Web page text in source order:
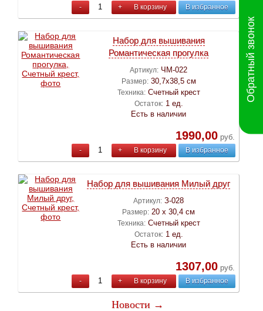
- + В корзину В избранное
Набор для вышивания
Романтическая прогулка
Артикул: ЧМ-022
Размер: 30,7х38,5 см
Техника: Счетный крест
Остаток: 1 ед.
Есть в наличии
1990,00руб.
- + В корзину В избранное
Набор для вышивания Милый друг
Артикул: З-028
Размер: 20 х 30,4 см
Техника: Счетный крест
Остаток: 1 ед.
Есть в наличии
1307,00руб.
- + В корзину В избранное
Новости →
Обратный звонок